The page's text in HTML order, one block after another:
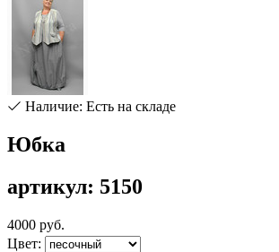
Наличие: Есть на складе
Юбка
артикул: 5150
4000 руб.
Цвет: